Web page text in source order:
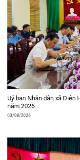
Uỷ ban Nhân dân xã Diên
năm 2026
03/08/2026